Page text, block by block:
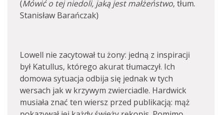
(Mówić o tej niedoli, jaką jest małżeństwo, tłum.
Stanisław Barańczak)
Lowell nie zacytował tu żony: jedną z inspiracji
był Katullus, którego akurat tłumaczył. Ich
domowa sytuacja odbija się jednak w tych
wersach jak w krzywym zwierciadle. Hardwick
musiała znać ten wiersz przed publikacją: mąż